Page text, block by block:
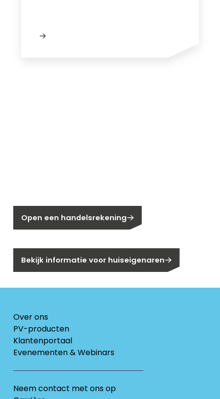
Open een handelsrekening
Bekijk informatie voor huiseigenaren
Over ons
PV-producten
Klantenportaal
Evenementen & Webinars
Neem contact met ons op